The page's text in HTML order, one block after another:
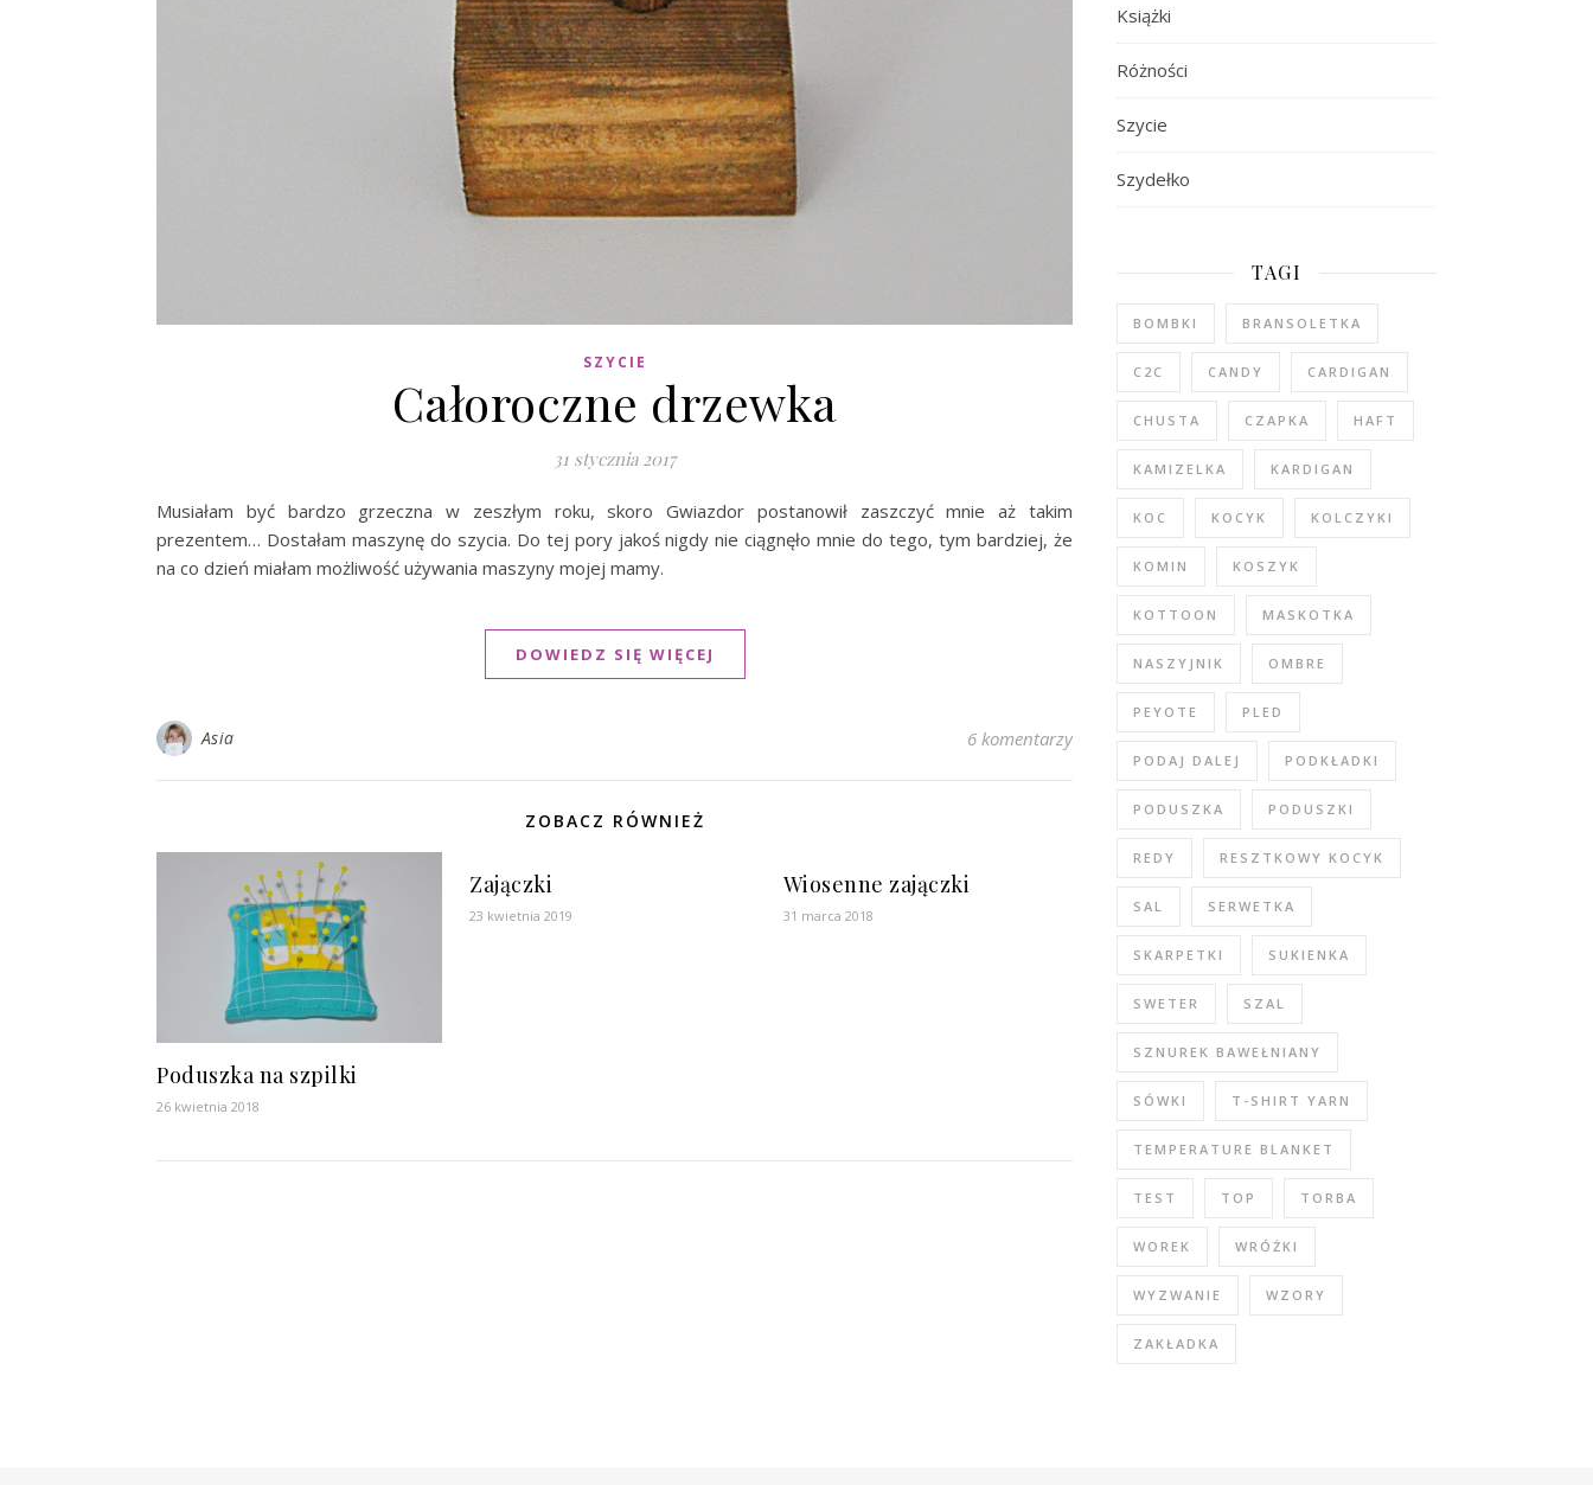
SZYCIE
Całoroczne drzewka
31 stycznia 2017
Musiałam być bardzo grzeczna w zeszłym roku, skoro Gwiazdor postanowił zaszczyć mnie aż takim
prezentem… Dostałam maszynę do szycia. Do tej pory jakoś nigdy nie ciągnęło mnie do tego, tym bardziej, że
na co dzień miałam możliwość używania maszyny mojej mamy.
DOWIEDZ SIĘ WIĘCEJ
Asia 6 komentarzy
ZOBACZ RÓWNIEŻ
Poduszka na szpilki
26 kwietnia 2018
Zajączki
23 kwietnia 2019
Wiosenne zajączki
31 marca 2018
Książki
Różności
Szycie
Szydełko
TAGI
BOMBKI BRANSOLETKA
C2C CANDY CARDIGAN
CHUSTA CZAPKA HAFT
KAMIZELKA KARDIGAN
KOC KOCYK KOLCZYKI
KOMIN KOSZYK
KOTTOON MASKOTKA
NASZYJNIK OMBRE
PEYOTE PLED
PODAJ DALEJ PODKŁADKI
PODUSZKA PODUSZKI
REDY RESZTKOWY KOCYK
SAL SERWETKA
SKARPETKI SUKIENKA
SWETER SZAL
SZNUREK BAWEŁNIANY
SÓWKI T-SHIRT YARN
TEMPERATURE BLANKET
TEST TOP TORBA
WOREK WRÓŻKI
WYZWANIE WZORY
ZAKŁADKA